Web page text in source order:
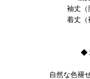
袖丈（
着丈（
◆
自然な色褪